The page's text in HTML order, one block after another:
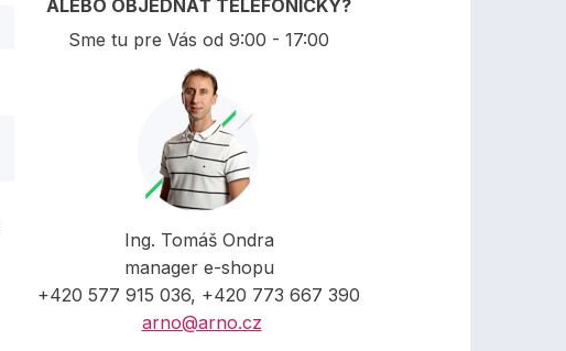
ALEBO OBJEDNAŤ TELEFONICKY?
Sme tu pre Vás od 9:00 - 17:00
Ing. Tomáš Ondra
manager e-shopu
+420 577 915 036, +420 773 667 390
arno@arno.cz